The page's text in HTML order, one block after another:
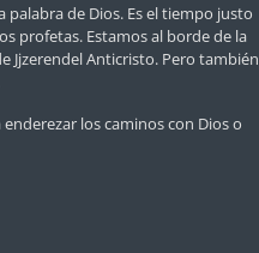
de Dios. Es el tiempo justo
profetas. Estamos al borde de la
Jjzerendel Anticristo. Pero también
los caminos con Dios o